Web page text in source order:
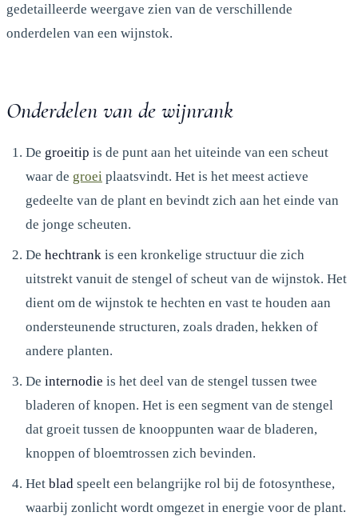
gedetailleerde weergave zien van de verschillende
onderdelen van een wijnstok.
Onderdelen van de wijnrank
De groeitip is de punt aan het uiteinde van een scheut
waar de groei plaatsvindt. Het is het meest actieve
gedeelte van de plant en bevindt zich aan het einde van
de jonge scheuten.
De hechtrank is een kronkelige structuur die zich
uitstrekt vanuit de stengel of scheut van de wijnstok. Het
dient om de wijnstok te hechten en vast te houden aan
ondersteunende structuren, zoals draden, hekken of
andere planten.
De internodie is het deel van de stengel tussen twee
bladeren of knopen. Het is een segment van de stengel
dat groeit tussen de knooppunten waar de bladeren,
knoppen of bloemtrossen zich bevinden.
Het blad speelt een belangrijke rol bij de fotosynthese,
waarbij zonlicht wordt omgezet in energie voor de plant.